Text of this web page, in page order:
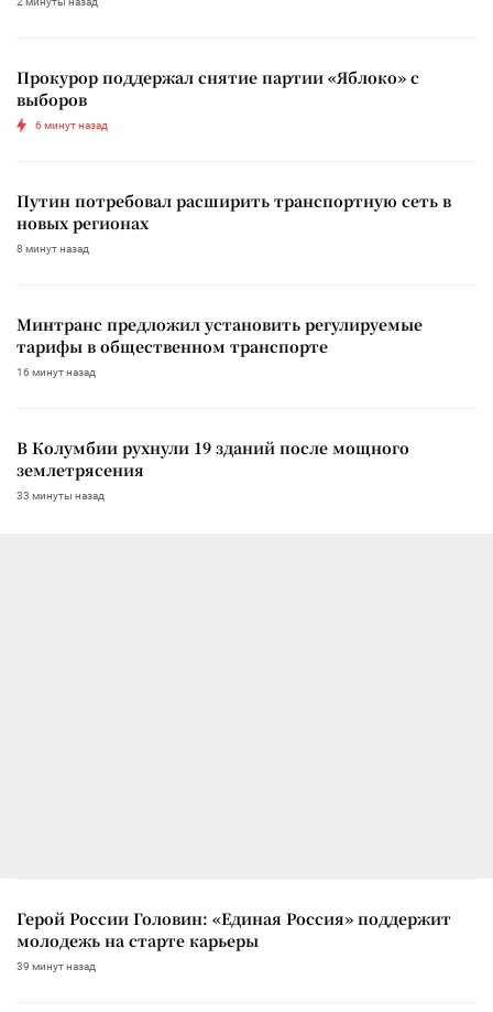
Прокурор поддержал снятие партии «Яблоко» с
выборов
6 минут назад
Путин потребовал расширить транспортную сеть в
новых регионах
8 минут назад
Минтранс предложил установить регулируемые
тарифы в общественном транспорте
16 минут назад
В Колумбии рухнули 19 зданий после мощного
землетрясения
33 минуты назад
Герой России Головин: «Единая Россия» поддержит
молодежь на старте карьеры
39 минут назад